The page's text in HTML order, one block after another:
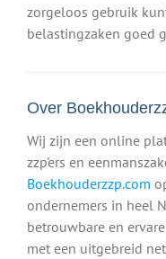
zorgeloos gebruik
belastingzaken goed
Over
Wij zijn een online
zzp'ers en
Boekhouderzzp.com
ondernemers in heel
betrouwbare en
met een uitgebreid